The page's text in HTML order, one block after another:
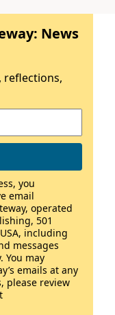
News
reflections,
you
email
operated
501
including
messages
You may
emails at any
please review